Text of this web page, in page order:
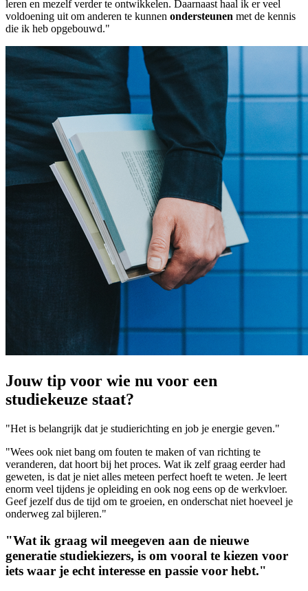
leren en mezelf verder te ontwikkelen. Daarnaast haal ik er veel
voldoening uit om anderen te kunnen ondersteunen met de kennis
die ik heb opgebouwd."
Jouw tip voor wie nu voor een
studiekeuze staat?
"Het is belangrijk dat je studierichting en job je energie geven."
"Wees ook niet bang om fouten te maken of van richting te
veranderen, dat hoort bij het proces. Wat ik zelf graag eerder had
geweten, is dat je niet alles meteen perfect hoeft te weten. Je leert
enorm veel tijdens je opleiding en ook nog eens op de werkvloer.
Geef jezelf dus de tijd om te groeien, en onderschat niet hoeveel je
onderweg zal bijleren."
"Wat ik graag wil meegeven aan de nieuwe
generatie studiekiezers, is om vooral te kiezen voor
iets waar je echt interesse en passie voor hebt."